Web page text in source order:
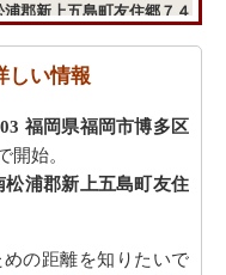
郡新上五島町友住郷７４
しい情報
福岡県福岡市博多区
開始。
松浦郡新上五島町友住
の距離を知りたいで